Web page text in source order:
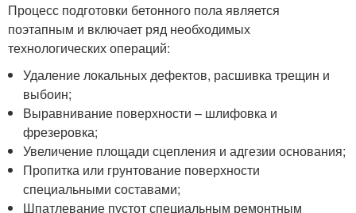
Процесс подготовки бетонного пола является
поэтапным и включает ряд необходимых
технологических операций:
Удаление локальных дефектов, расшивка трещин и
выбоин;
Выравнивание поверхности – шлифовка и
фрезеровка;
Увеличение площади сцепления и адгезии основания;
Пропитка или грунтование поверхности
специальными составами;
Шпатлевание пустот специальным ремонтным